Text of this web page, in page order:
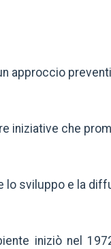
approccio
iniziative che
lo sviluppo e la
iniziò nel